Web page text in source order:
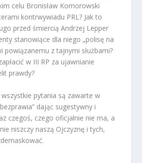
celu Bronisław Komorowski
kontrwywiadu PRL? Jak to
przed śmiercią Andrzej Lepper
stanowiące dla niego „polisę na
powiązanemu z tajnymi służbami?
w III RP za ujawnianie
prawdy?
pytania są zawarte w
dając sugestywny i
czegoś, czego oficjalnie nie ma, a
niszczy naszą Ojczyznę i tych,